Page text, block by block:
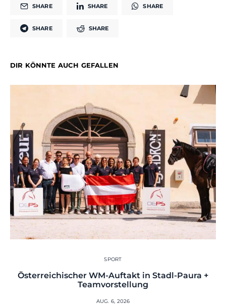
SHARE SHARE SHARE
SHARE SHARE
DIR KÖNNTE AUCH GEFALLEN
SPORT
Österreichischer WM-Auftakt in Stadl-Paura +
Teamvorstellung
AUG. 6, 2026